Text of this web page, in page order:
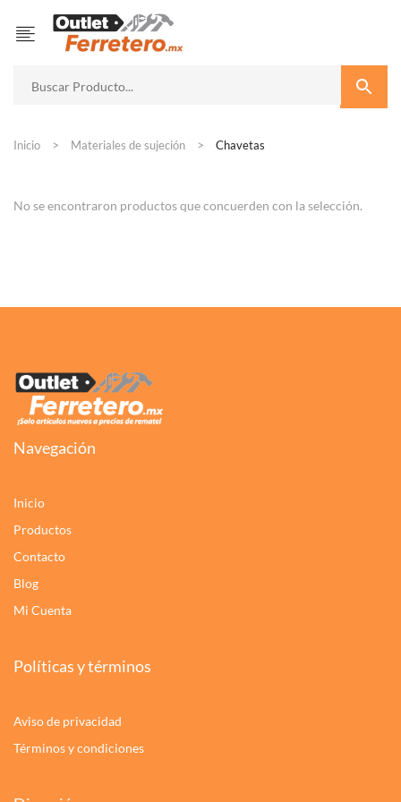
Inicio Materiales de sujeción Chavetas
No se encontraron productos que concuerden con la selección.
Navegación
Inicio
Productos
Contacto
Blog
Mi Cuenta
Políticas y términos
Aviso de privacidad
Términos y condiciones